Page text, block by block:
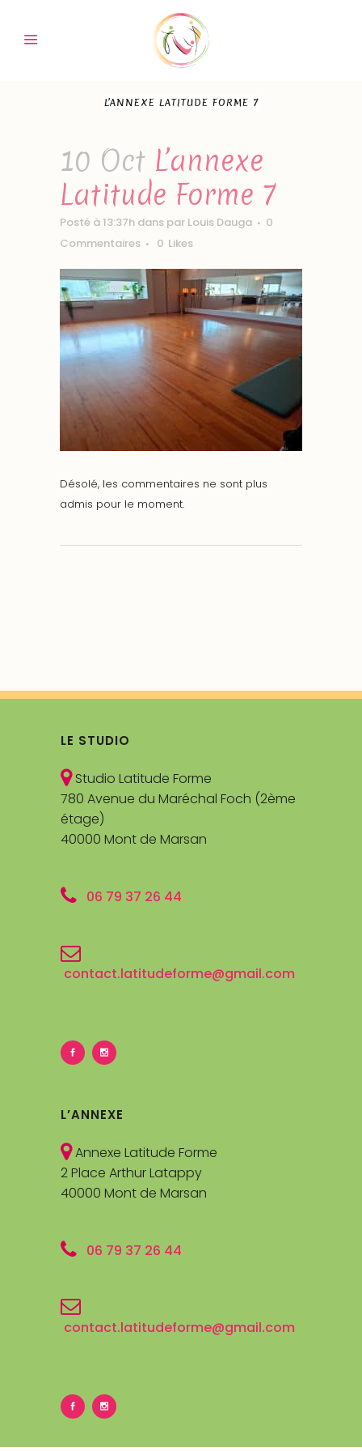
L’ANNEXE LATITUDE FORME 7
10 Oct L’annexe
Latitude Forme 7
Posté à 13:37h dans par Louis Dauga
0
Commentaires
0 Likes
Désolé, les commentaires ne sont plus
admis pour le moment.
LE STUDIO
Studio Latitude Forme
780 Avenue du Maréchal Foch (2ème
étage)
40000 Mont de Marsan
06 79 37 26 44
contact.latitudeforme@gmail.com
L’ANNEXE
Annexe Latitude Forme
2 Place Arthur Latappy
40000 Mont de Marsan
06 79 37 26 44
contact.latitudeforme@gmail.com